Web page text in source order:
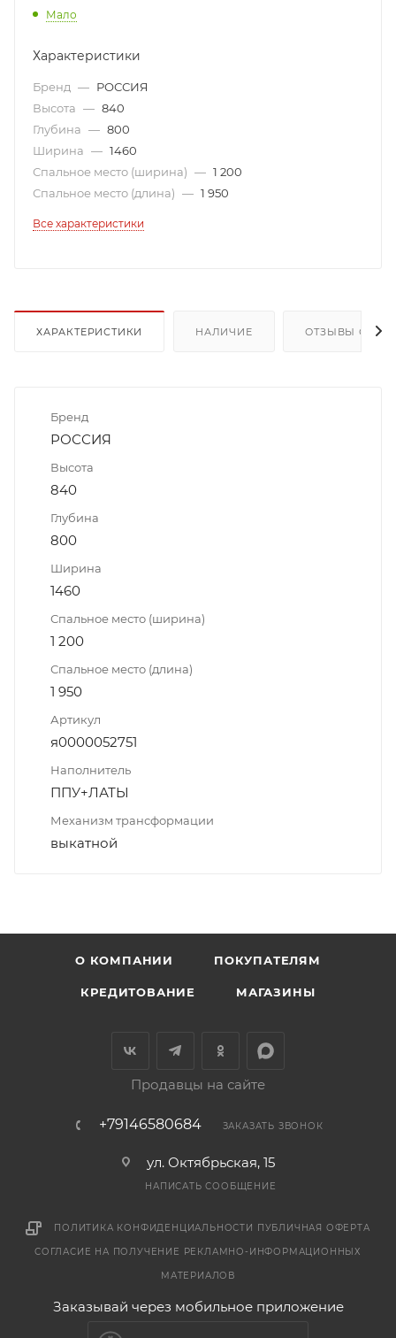
Мало
Характеристики
Бренд — РОССИЯ
Высота — 840
Глубина — 800
Ширина — 1460
Спальное место (ширина) — 1 200
Спальное место (длина) — 1 950
Все характеристики
ХАРАКТЕРИСТИКИ НАЛИЧИЕ ОТЗЫВЫ О
Бренд
РОССИЯ
Высота
840
Глубина
800
Ширина
1460
Спальное место (ширина)
1 200
Спальное место (длина)
1 950
Артикул
я0000052751
Наполнитель
ППУ+ЛАТЫ
Механизм трансформации
выкатной
О КОМПАНИИ ПОКУПАТЕЛЯМ
КРЕДИТОВАНИЕ МАГАЗИНЫ
Продавцы на сайте
+79146580684 ЗАКАЗАТЬ ЗВОНОК
ул. Октябрьская, 15
НАПИСАТЬ СООБЩЕНИЕ
ПОЛИТИКА КОНФИДЕНЦИАЛЬНОСТИ ПУБЛИЧНАЯ ОФЕРТА
СОГЛАСИЕ НА ПОЛУЧЕНИЕ РЕКЛАМНО-ИНФОРМАЦИОННЫХ
МАТЕРИАЛОВ
Заказывай через мобильное приложение